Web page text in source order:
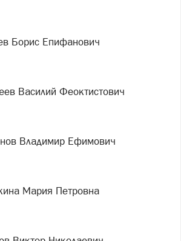
Борис Епифанович
Василий Феоктистович
Владимир Ефимович
Мария Петровна